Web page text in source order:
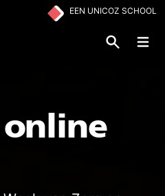
EEN UNICOZ SCHOOL